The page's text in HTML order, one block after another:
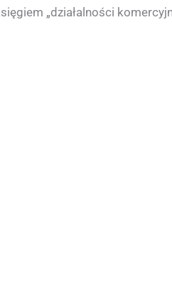
„działalności